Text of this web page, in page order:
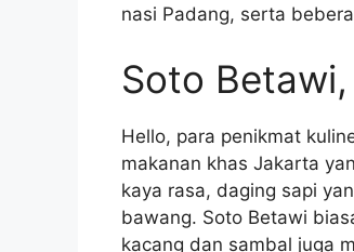
nasi Padang, serta
Soto
Hello, para penikmat
makanan khas Jakarta
kaya rasa, daging sapi
bawang. Soto Betawi
kacang dan sambal juga